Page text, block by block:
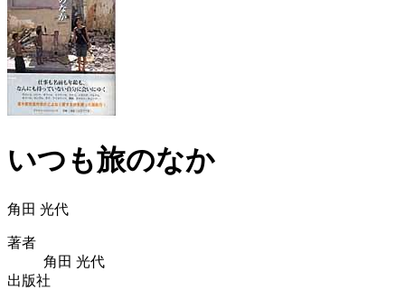
いつも旅のなか
角田 光代
著者
角田 光代
出版社